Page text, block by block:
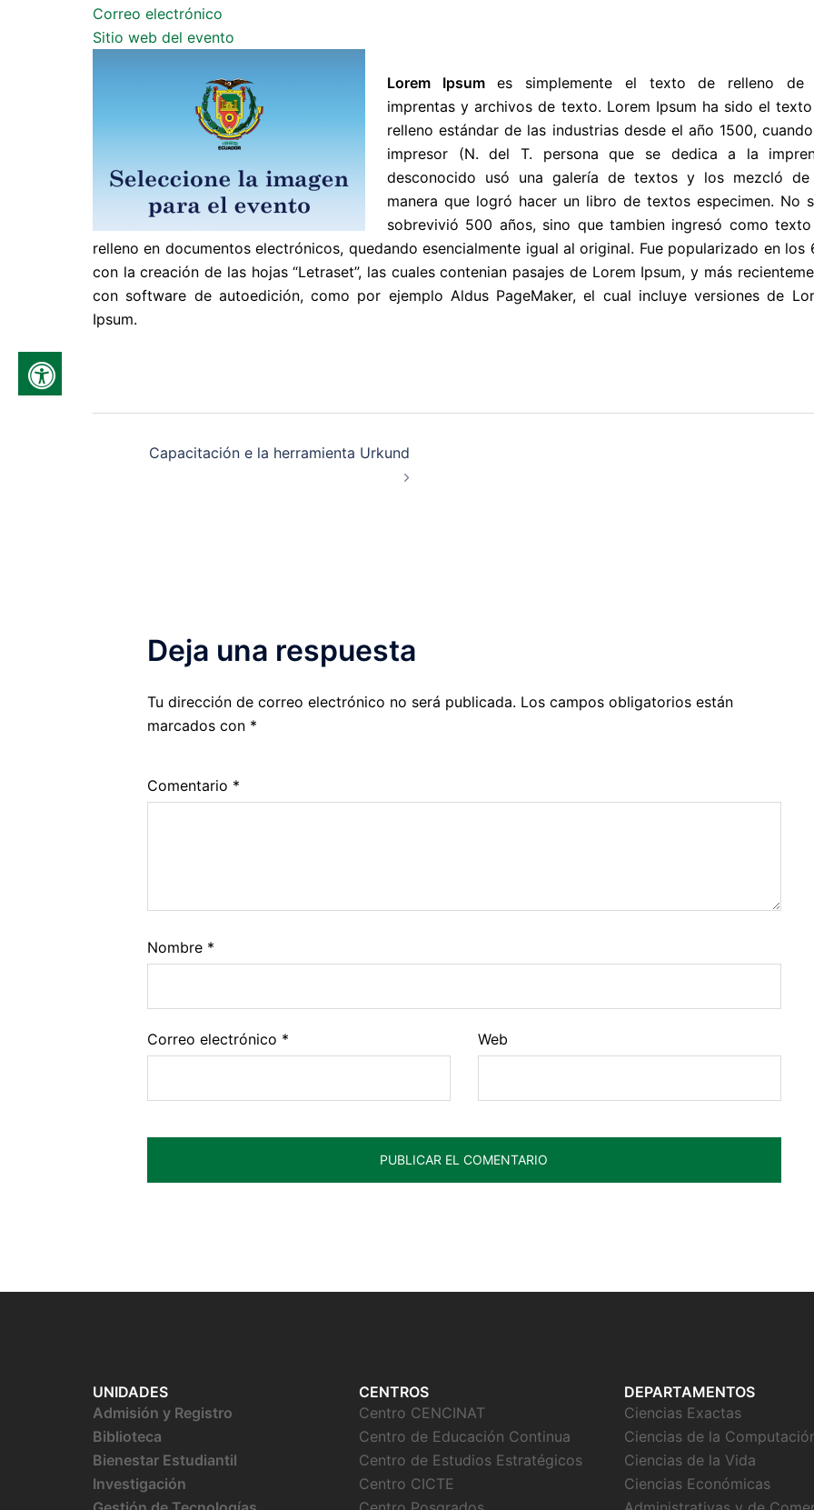
Correo electrónico
Sitio web del evento
Lorem Ipsumes simplemente el texto de relleno de
imprentas y archivos de texto. Lorem Ipsum ha sido el
relleno estándar de las industrias desde el año 1500,
impresor (N. del T. persona que se dedica a la
desconocido usó una galería de textos y los mezcló
manera que logró hacer un libro de textos especimen. No
sobrevivió 500 años, sino que tambien ingresó como
relleno en documentos electrónicos, quedando esencialmente igual al original. Fue popularizado en los
con la creación de las hojas “Letraset”, las cuales contenian pasajes de Lorem Ipsum, y más
con software de autoedición, como por ejemplo Aldus PageMaker, el cual incluye versiones de
Ipsum.
Navegación
Capacitación e la herramienta Urkund
Deja una respuesta
Tu dirección de correo electrónico no será publicada. Los campos obligatorios están
marcados con *
Comentario *
Nombre *
Correo electrónico * Web
UNIDADES
Admisión y Registro
Biblioteca
Bienestar Estudiantil
Investigación
CENTROS
Centro CENCINAT
Centro de Educación Continua
Centro de Estudios Estratégicos
Centro CICTE
DEPARTAMENTOS
Ciencias Exactas
Ciencias de la
Ciencias de la Vida
Ciencias Económicas